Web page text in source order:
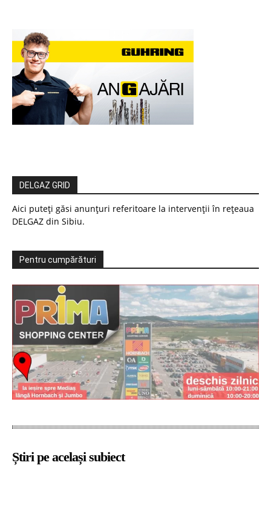
DELGAZ GRID
Aici puteți găsi anunțuri referitoare la intervenții în rețeaua
DELGAZ din Sibiu.
Pentru cumpărături
Știri pe același subiect